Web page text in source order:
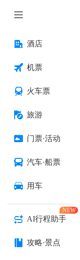
酒店
机票
火车票
旅游
门票·活动
汽车·船票
用车
AI行程助手
NEW
攻略·景点